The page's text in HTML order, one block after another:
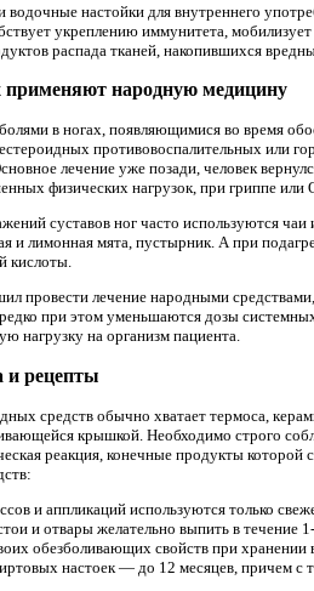
настойки для внутреннего
укреплению иммунитета,
распада тканей, накопившихся
народную медицину
в ногах, появляющимися во время
противовоспалительных или
лечение уже позади, человек
физических нагрузок, при гриппе
суставов ног часто используются
и лимонная мята, пустырник. А при
кислоты.
провести лечение народными
при этом уменьшаются дозы
нагрузку на организм пациента.
и рецепты
средств обычно хватает термоса,
крышкой. Необходимо строго
реакция, конечные продукты
и аппликаций используются только
и отвары желательно выпить в течение
обезболивающих свойств при
настоек — до 12 месяцев, причем с